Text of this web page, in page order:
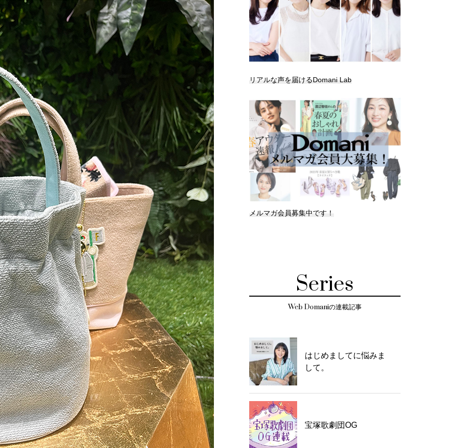
リアルな声を届けるDomani Lab
メルマガ会員募集中です！
Series
Web Domaniの連載記事
はじめましてに悩みま
して。
宝塚歌劇団OG